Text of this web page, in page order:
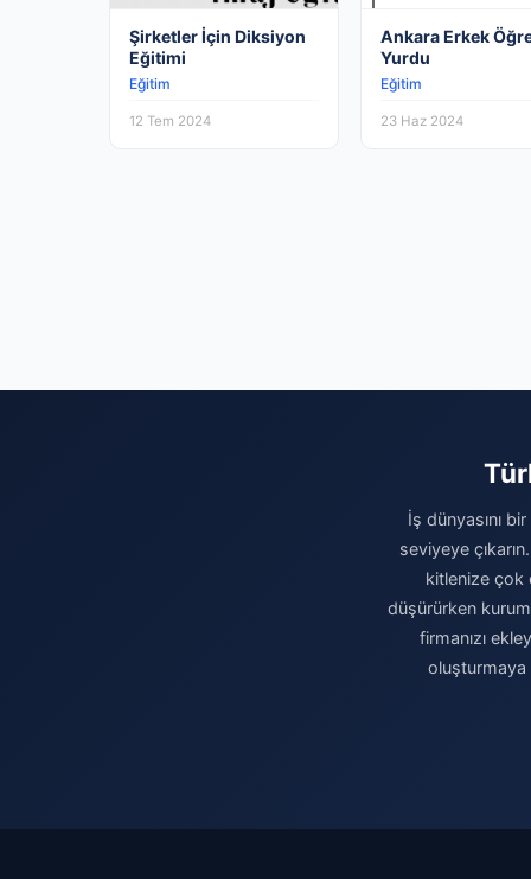
Şirketler İçin Diksiyon
Eğitimi
Eğitim
12 Tem 2024
Ankara Erkek
Yurdu
Eğitim
23 Haz 2024
İş dünyasını
seviyeye
kitlenize çok
düşürürken
firmanızı
oluşturmaya